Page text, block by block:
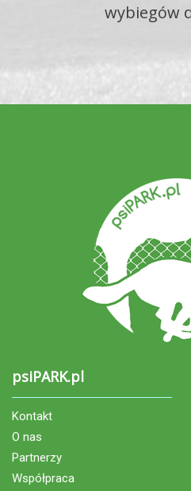
wybiegów
psiPARK.pl
Kontakt
O nas
Partnerzy
Współpraca